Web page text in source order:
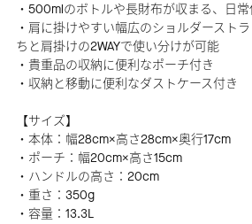
・500mlのボトルや長財布が収まる、日
・肩に掛けやすい幅広のショルダースト
ちと肩掛けの2WAYで使い分けが可能
・貴重品の収納に便利なポーチ付き
・収納と移動に便利なダストケース付き
【サイズ】
・本体：幅28cm×高さ28cm×奥行17cm
・ポーチ：幅20cm×高さ15cm
・ハンドルの高さ：20cm
・重さ：350g
・容量：13.3L